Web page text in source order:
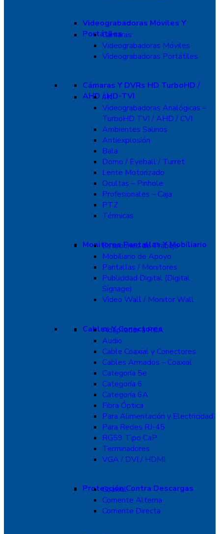
Videograbadoras Móviles Y
Portátiles
Cámaras
Videograbadoras Móviles
Videograbadoras Portátiles
Cámaras Y DVRs HD TurboHD /
AHD / HD-TVI
4K
Videograbadoras Analógicas –
TurboHD TVI / AHD / CVI
Ambientes Salinos
Antiexplosión
Bala
Domo / Eyeball / Turret
Lente Motorizado
Ocultas – Pinhole
Profesionales – Caja
PTZ
Térmicas
Monitores Pantallas Y Mobiliario
Estaciones de Trabajo
Mobiliario de Apoyo
Pantallas / Monitores
Publicidad Digital (Digital
Signage)
Video Wall / Monitor Wall
Cables Y Conectores
Adaptador a RCA
Audio
Cable Coaxial y Conectores
Cables Armados – Coaxial
Categoría 5e
Categoría 6
Categoría 6A
Fibra Óptica
Para Alimentación y Electricidad
Para Redes RJ-45
RG59 Tipo CaP
Terminadores
VGA / DVI / HDMI
Protección Contra Descargas
Coaxial
Corriente Alterna
Corriente Directa